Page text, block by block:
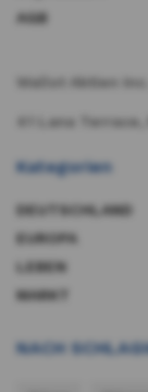
AGB
Wallst Aktien Inc.
41 Lana
Kategorien
DEUTSCHLAND
EUROPA
LEBEN
MARKT
NACH